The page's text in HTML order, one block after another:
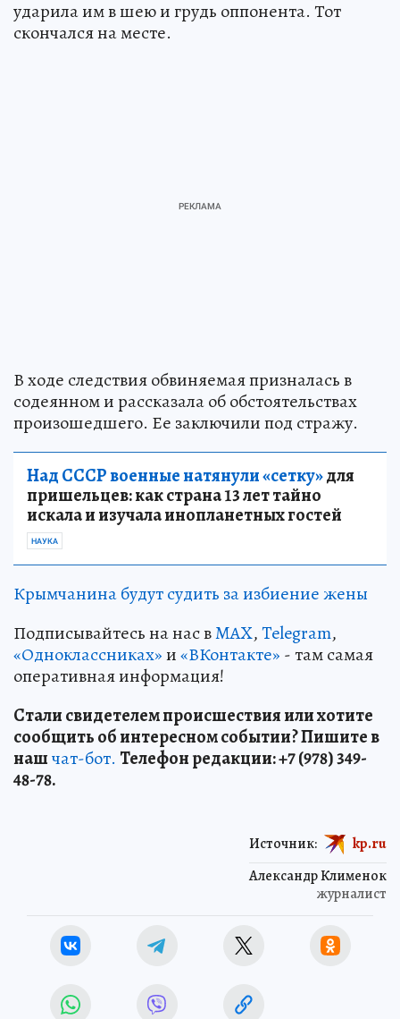
ударила им в шею и грудь оппонента. Тот
скончался на месте.
В ходе следствия обвиняемая призналась в
содеянном и рассказала об обстоятельствах
произошедшего. Ее заключили под стражу.
Над СССР военные натянули «сетку»для
пришельцев: как страна 13 лет тайно
искала и изучала инопланетных гостей
НАУКА
Крымчанина будут судить за избиение жены
Подписывайтесь на нас вMAX,Telegram,
«Одноклассниках»и«ВКонтакте» - там самая
оперативная информация!
Стали свидетелем происшествия или хотите
сообщить об интересном событии? Пишите в
нашчат-бот. Телефон редакции: +7 (978) 349-
48-78.
Александр Клименок
журналист
Источник: kp.ru